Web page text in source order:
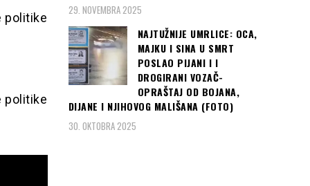
29. NOVEMBRA 2025
NAJTUŽNIJE UMRLICE: OCA,
MAJKU I SINA U SMRT
POSLAO PIJANI I I
DROGIRANI VOZAČ-
OPRAŠTAJ OD BOJANA,
DIJANE I NJIHOVOG MALIŠANA (FOTO)
30. OKTOBRA 2025